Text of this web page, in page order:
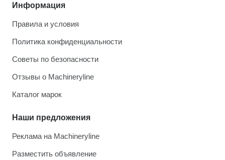
Информация
Правила и условия
Политика конфиденциальности
Советы по безопасности
Отзывы о Machineryline
Каталог марок
Наши предложения
Реклама на Machineryline
Разместить объявление